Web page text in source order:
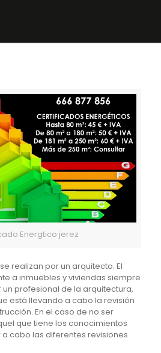
Energtico jerez
realizan por un arquitecto. El
a inmuebles y viviendas siempre
profesional de la arquitectura,
está llevando a cabo la revisión
En el caso de no ser
que tiene los conocimientos
cabo las diferentes revisiones